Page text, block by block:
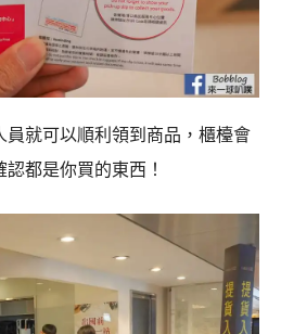
員就可以順利領到商品，櫃檯會
都是你買的東西！